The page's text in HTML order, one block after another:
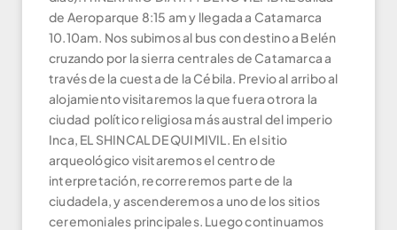
de Aeroparque 8:15 am y llegada a Catamarca
10.10am. Nos subimos al bus con destino a Belén
cruzando por la sierra centrales de Catamarca a
través de la cuesta de la Cébila. Previo al arribo al
alojamiento visitaremos la que fuera otrora la
ciudad político religiosa más austral del imperio
Inca, EL SHINCAL DE QUIMIVIL. En el sitio
arqueológico visitaremos el centro de
interpretación, recorreremos parte de la
ciudadela, y ascenderemos a uno de los sitios
ceremoniales principales. Luego continuamos